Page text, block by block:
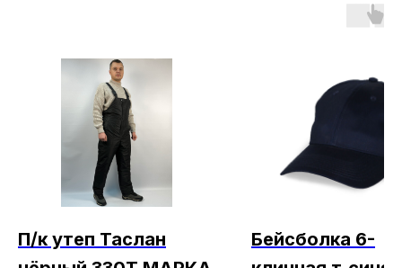
П/к утеп Таслан
Бейсболка 6-